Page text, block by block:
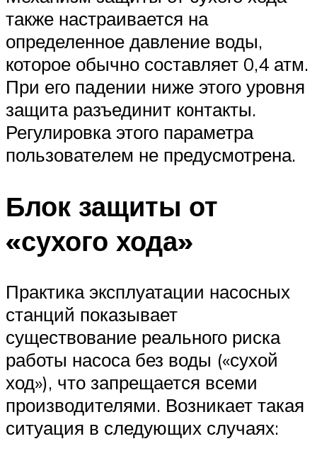
также настраивается на
определенное давление воды,
которое обычно составляет 0,4 атм.
При его падении ниже этого уровня
защита разъединит контакты.
Регулировка этого параметра
пользователем не предусмотрена.
Блок защиты от
«сухого хода»
Практика эксплуатации насосных
станций показывает
существование реального риска
работы насоса без воды («сухой
ход»), что запрещается всеми
производителями. Возникает такая
ситуация в следующих случаях: